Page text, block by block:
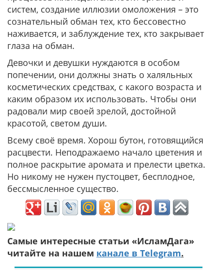
систем, создание иллюзии омоложения – это
сознательный обман тех, кто бессовестно
наживается, и заблуждение тех, кто закрывает
глаза на обман.
Девочки и девушки нуждаются в особом
попечении, они должны знать о халяльных
косметических средствах, с какого возраста и
каким образом их использовать. Чтобы они
радовали мир своей зрелой, достойной
красотой, светом души.
Всему своё время. Хорош бутон, готовящийся
расцвести. Неподражаемо начало цветения и
полное раскрытие аромата и прелести цветка.
Но никому не нужен пустоцвет, бесплодное,
бессмысленное существо.
Самые интересные статьи «ИсламДага»
читайте на нашем канале в Telegram.